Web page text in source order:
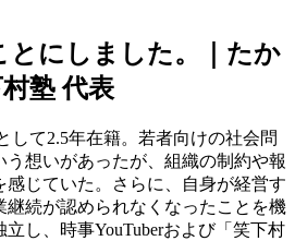
にしました。｜たか
塾 代表
して2.5年在籍。若者向けの社会問
う想いがあったが、組織の制約や報
じていた。さらに、自身が経営す
継続が認められなくなったことを機
し、時事YouTuberおよび「笑下村